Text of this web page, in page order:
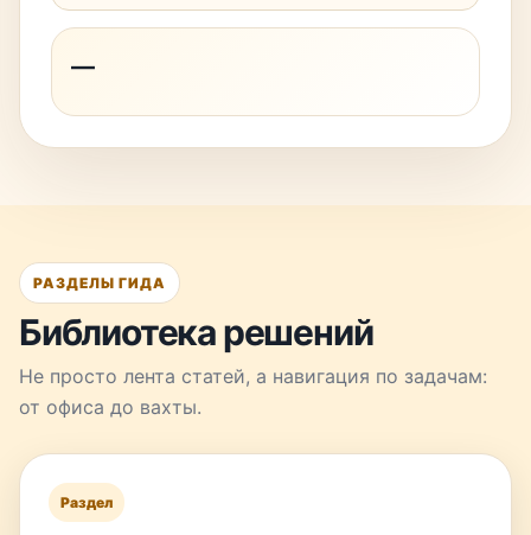
—
РАЗДЕЛЫ ГИДА
Библиотека решений
Не просто лента статей, а навигация по задачам:
от офиса до вахты.
Раздел